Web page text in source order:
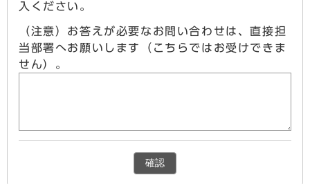
入ください。
（注意）お答えが必要なお問い合わせは、直接担
当部署へお願いします（こちらではお受けできま
せん）。
確認